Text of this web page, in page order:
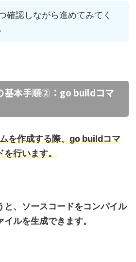
確認しながら進めてみてく
基本手順②：go buildコマ
を作成する際、go buildコマ
を行います。
と、ソースコードをコンパイル
ルを生成できます。